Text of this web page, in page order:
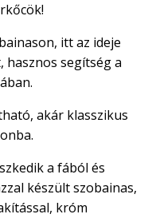
itt az ideje
hasznos segítség a
akár klasszikus
a fából és
készült szobainas,
króm